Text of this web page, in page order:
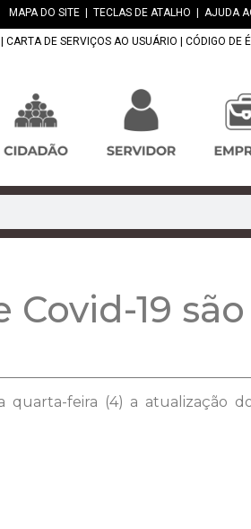
MAPA DO SITE TECLAS DE ATALHO AJUDA
CARTA DE SERVIÇOS AO USUÁRIO CÓDIGO DE
Covid-19
feira (4) a atualização